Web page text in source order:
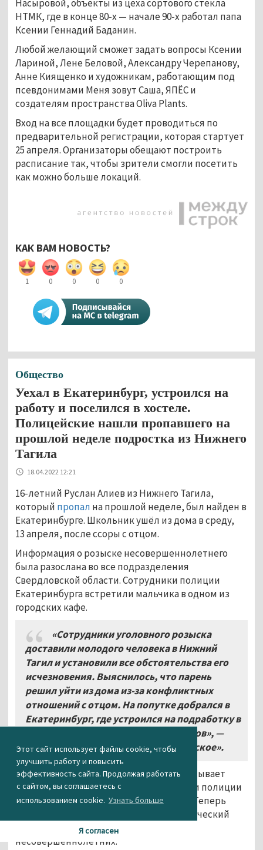
Этот сайт использует файлы cookie, чтобы
улучшить работу и повысить
эффективность сайта. Продолжая работать
с сайтом, вы соглашаетесь с
использованием cookie. Узнать больше
Я согласен
Насыровой, объекты из цеха сортового стекла
НТМК, где в конце 80-х — начале 90-х работал папа
Ксении Геннадий Баданин.
Любой желающий сможет задать вопросы Ксении
Лариной, Лене Беловой, Александру Черепанову,
Анне Киященко и художникам, работающим под
псевдонимами Меня зовут Саша, ЯПЁС и
создателям пространства Oliva Plants.
Вход на все площадки будет проводиться по
предварительной регистрации, которая стартует
25 апреля. Организаторы обещают построить
расписание так, чтобы зрители смогли посетить
как можно больше локаций.
КАК ВАМ НОВОСТЬ?
1 0 0 0 0
Общество
Уехал в Екатеринбург, устроился на
работу и поселился в хостеле.
Полицейские нашли пропавшего на
прошлой неделе подростка из Нижнего
Тагила
18.04.2022 12:21
16-летний Руслан Алиев из Нижнего Тагила,
который пропал на прошлой неделе, был найден в
Екатеринбурге. Школьник ушёл из дома в среду,
13 апреля, после ссоры с отцом.
Информация о розыске несовершеннолетнего
была разослана во все подразделения
Свердловской области. Сотрудники полиции
Екатеринбурга встретили мальчика в одном из
городских кафе.
«Сотрудники уголовного розыска
доставили молодого человека в Нижний
Тагил и установили все обстоятельства его
исчезновения. Выяснилось, что парень
решил уйти из дома из-за конфликтных
отношений с отцом. На попутке добрался в
Екатеринбург, где устроился на подработку в
кафе и поселился в одном из хостелов», —
рассказали в МУ МВД «Нижнетагильское».
Ранее сообщалось, что мальчика воспитывает
отец. После произошедшего сотрудники полиции
провели беседу с отцом и подростком. Теперь
парень будет поставлен на профилактический
учёт в подразделении по делам
несовершеннолетних.